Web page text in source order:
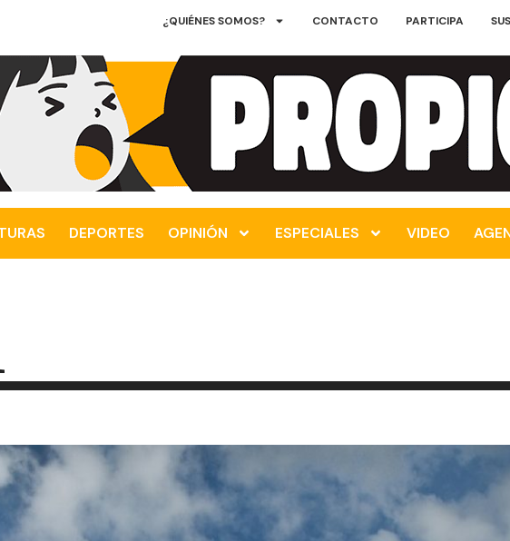
¿QUIÉNES SOMOS? CONTACTO PARTICIPA
DEPORTES OPINIÓN ESPECIALES VIDEO